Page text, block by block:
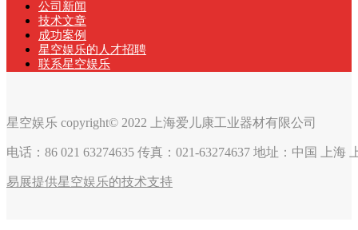
公司新闻
技术文章
成功案例
星空娱乐的人才招聘
联系星空娱乐
星空娱乐 copyright© 2022 上海爱儿康工业器材有限公司
电话：86 021 63274635 传真：021-63274637 地址：中国 上海
易展提供星空娱乐的技术支持